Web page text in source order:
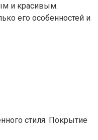
и красивым.
его особенностей и
стиля. Покрытие